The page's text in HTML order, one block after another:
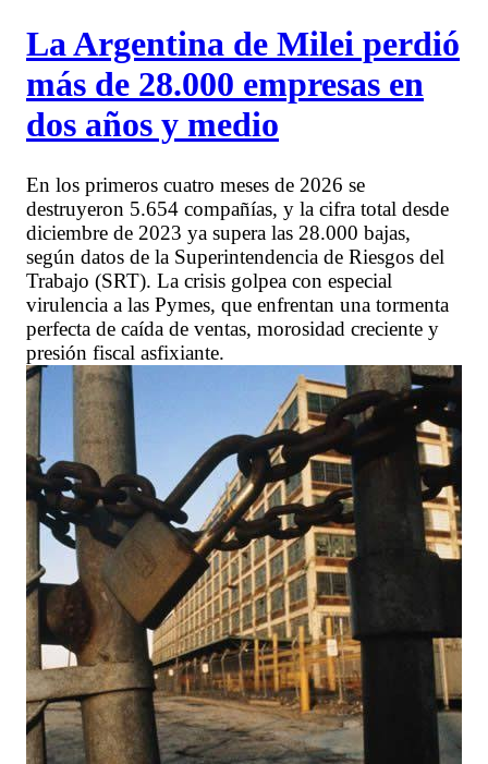
La Argentina de Milei perdió
más de 28.000 empresas en
dos años y medio
En los primeros cuatro meses de 2026 se
destruyeron 5.654 compañías, y la cifra total desde
diciembre de 2023 ya supera las 28.000 bajas,
según datos de la Superintendencia de Riesgos del
Trabajo (SRT). La crisis golpea con especial
virulencia a las Pymes, que enfrentan una tormenta
perfecta de caída de ventas, morosidad creciente y
presión fiscal asfixiante.